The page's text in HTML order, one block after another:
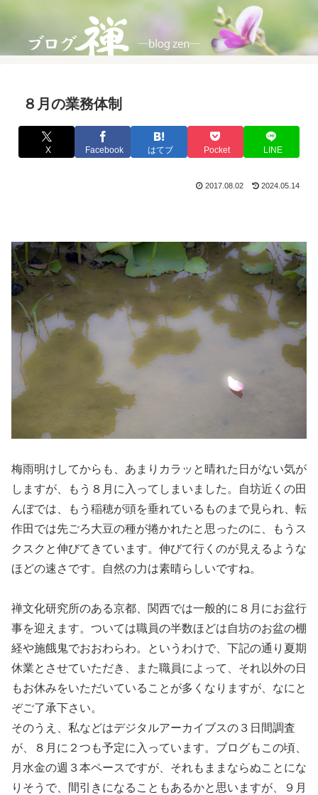
８月の業務体制
X Facebook はてブ Pocket LINE
2017.08.02 2024.05.14
梅雨明けしてからも、あまりカラッと晴れた日がない気が
しますが、もう８月に入ってしまいました。自坊近くの田
んぼでは、もう稲穂が頭を垂れているものまで見られ、転
作田では先ごろ大豆の種が捲かれたと思ったのに、もうス
クスクと伸びてきています。伸びて行くのが見えるような
ほどの速さです。自然の力は素晴らしいですね。
禅文化研究所のある京都、関西では一般的に８月にお盆行
事を迎えます。ついては職員の半数ほどは自坊のお盆の棚
経や施餓鬼でおおわらわ。というわけで、下記の通り夏期
休業とさせていただき、また職員によって、それ以外の日
もお休みをいただいていることが多くなりますが、なにと
ぞご了承下さい。
そのうえ、私などはデジタルアーカイブスの３日間調査
が、８月に２つも予定に入っています。ブログもこの頃、
月水金の週３本ペースですが、それもままならぬことにな
りそうで、間引きになることもあるかと思いますが、９月